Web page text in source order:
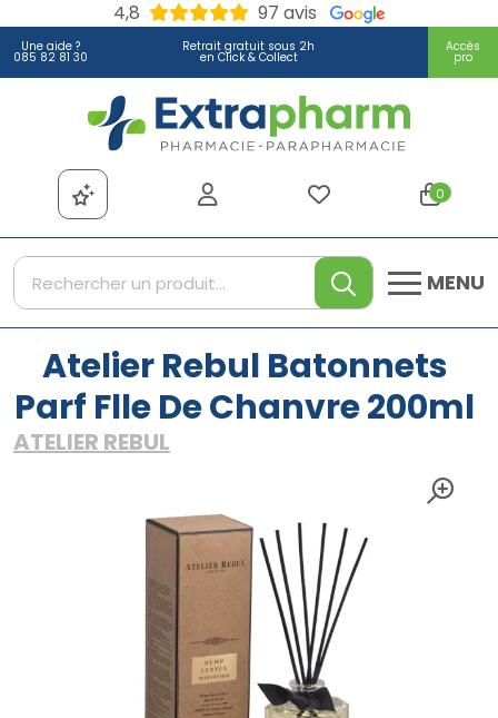
4,8 97 avis
Une aide ?
085 82 81 30
Retrait gratuit sous 2h
en Click & Collect
Accès
pro
Extrapharm Votre
0
MENU
Atelier Rebul Batonnets
Parf Flle De Chanvre 200ml
ATELIER REBUL